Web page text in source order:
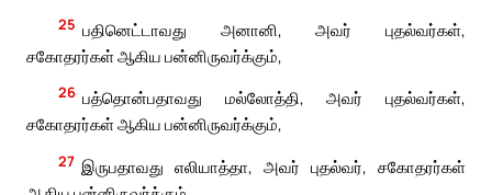
25 பதினெட்டாவது அனானி, அவர் புதல்வர்கள்,
சகோதரர்கள் ஆகிய பன்னிருவர்க்கும்,
26 பத்தொன்பதாவது மல்லோத்தி, அவர் புதல்வர்கள்,
சகோதரர்கள் ஆகிய பன்னிருவர்க்கும்,
27 இருபதாவது எலியாத்தா, அவர் புதல்வர், சகோதரர்கள்